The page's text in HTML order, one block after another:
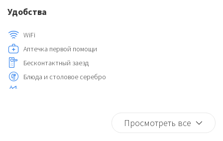
Удобства
WiFi
Аптечка первой помощи
Бесконтактный заезд
Блюда и столовое серебро
Просмотреть все